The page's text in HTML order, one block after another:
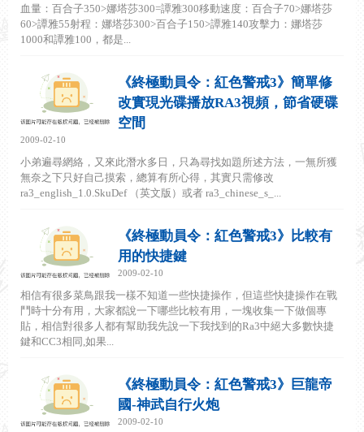
血量：百合子350>娜塔莎300=譚雅300移動速度：百合子70>娜塔莎
60>譚雅55射程：娜塔莎300>百合子150>譚雅140攻擊力：娜塔莎
1000和譚雅100，都是...
《終極動員令：紅色警戒3》簡單修
改實現光碟播放RA3視頻，節省硬碟
空間
2009-02-10
小弟遍尋網絡，又來此潛水多日，只為尋找如題所述方法，一無所獲
無奈之下只好自己摸索，總算有所心得，其實只需修改
ra3_english_1.0.SkuDef （英文版）或者 ra3_chinese_s_...
《終極動員令：紅色警戒3》比較有
用的快捷鍵
2009-02-10
相信有很多菜鳥跟我一樣不知道一些快捷操作，但這些快捷操作在戰
鬥時十分有用，大家都說一下哪些比較有用，一塊收集一下做個專
貼，相信對很多人都有幫助我先說一下我找到的Ra3中絕大多數快捷
鍵和CC3相同,如果...
《終極動員令：紅色警戒3》巨龍帝
國-神武自行火炮
2009-02-10